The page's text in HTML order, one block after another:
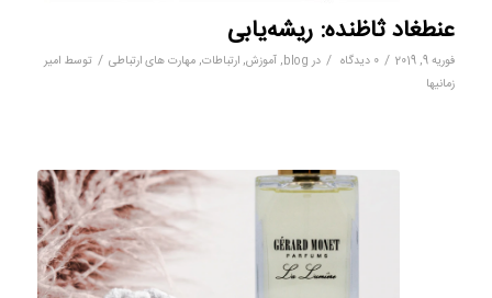
عنطغاد ثاظنده: ریشه‌یابی
فوریه 9, 2019 / 0 دیدگاه / در blog
,آموزش,ارتباطات,مهارت های ارتباطی / توسط امیر
زمانیها